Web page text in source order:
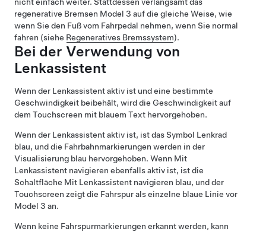
regenerative Bremsen Model 3 auf die gleiche Weise, wie
wenn Sie den Fuß vom Fahrpedal nehmen, wenn Sie normal
fahren (siehe Regeneratives Bremssystem).
Bei der Verwendung von
Lenkassistent
Wenn der Lenkassistentaktiv ist und eine bestimmte
Geschwindigkeit beibehält, wird die Geschwindigkeit auf
dem Touchscreen mit blauem Text hervorgehoben.
Wenn der Lenkassistentaktiv ist, ist das Symbol Lenkrad
blau, und die Fahrbahnmarkierungen werden in der
Visualisierung blau hervorgehoben. Wenn Mit
Lenkassistent navigieren ebenfalls aktiv ist, ist die
Schaltfläche Mit Lenkassistent navigieren blau, und der
Touchscreen zeigt die Fahrspur als einzelne blaue Linie vor
Model 3 an.
Wenn keine Fahrspurmarkierungen erkannt werden, kann